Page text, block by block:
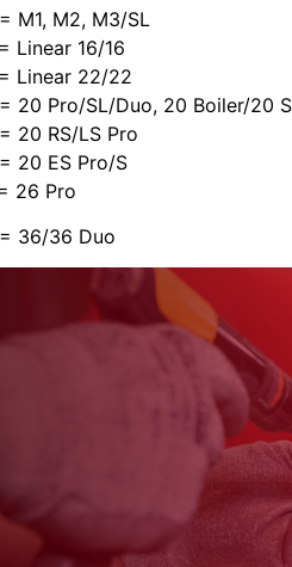
M1, M2, M3/SL
Linear 16/16
Linear 22/22
20 Pro/SL/Duo, 20 Boiler/20
20 RS/LS Pro
20 ES Pro/S
26 Pro
36/36 Duo